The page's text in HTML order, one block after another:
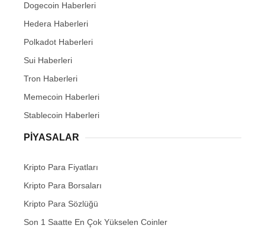
Dogecoin Haberleri
Hedera Haberleri
Polkadot Haberleri
Sui Haberleri
Tron Haberleri
Memecoin Haberleri
Stablecoin Haberleri
PIYASALAR
Kripto Para Fiyatları
Kripto Para Borsaları
Kripto Para Sözlüğü
Son 1 Saatte En Çok Yükselen Coinler